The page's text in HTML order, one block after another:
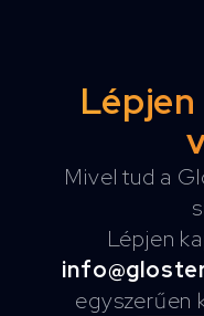
Mivel tud a
Lépjen
egyszerűen